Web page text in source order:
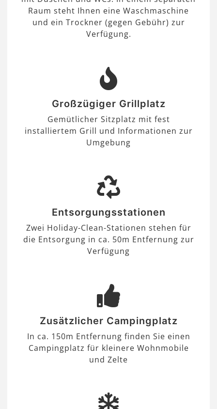
Raum steht Ihnen eine Waschmaschine
und ein Trockner (gegen Gebühr) zur
Verfügung.
Großzügiger Grillplatz
Gemütlicher Sitzplatz mit fest
installiertem Grill und Informationen zur
Umgebung
Entsorgungsstationen
Zwei Holiday-Clean-Stationen stehen für
die Entsorgung in ca. 50m Entfernung zur
Verfügung
Zusätzlicher Campingplatz
In ca. 150m Entfernung finden Sie einen
Campingplatz für kleinere Wohnmobile
und Zelte